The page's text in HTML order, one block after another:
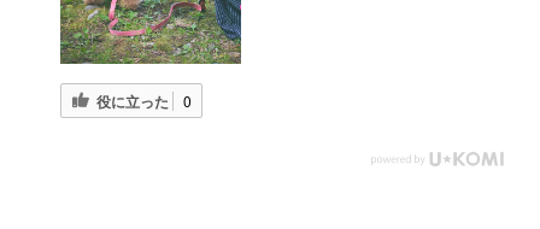
役に立った 0